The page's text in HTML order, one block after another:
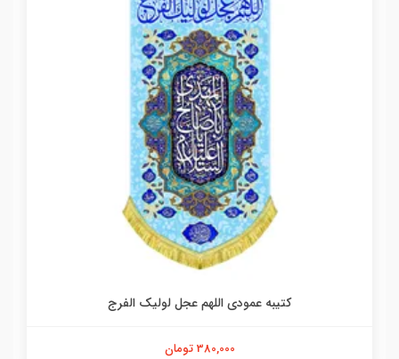
کتیبه عمودی اللهم عجل لولیک الفرج
380,000 تومان